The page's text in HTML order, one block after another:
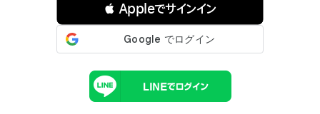
 Appleでサインイン